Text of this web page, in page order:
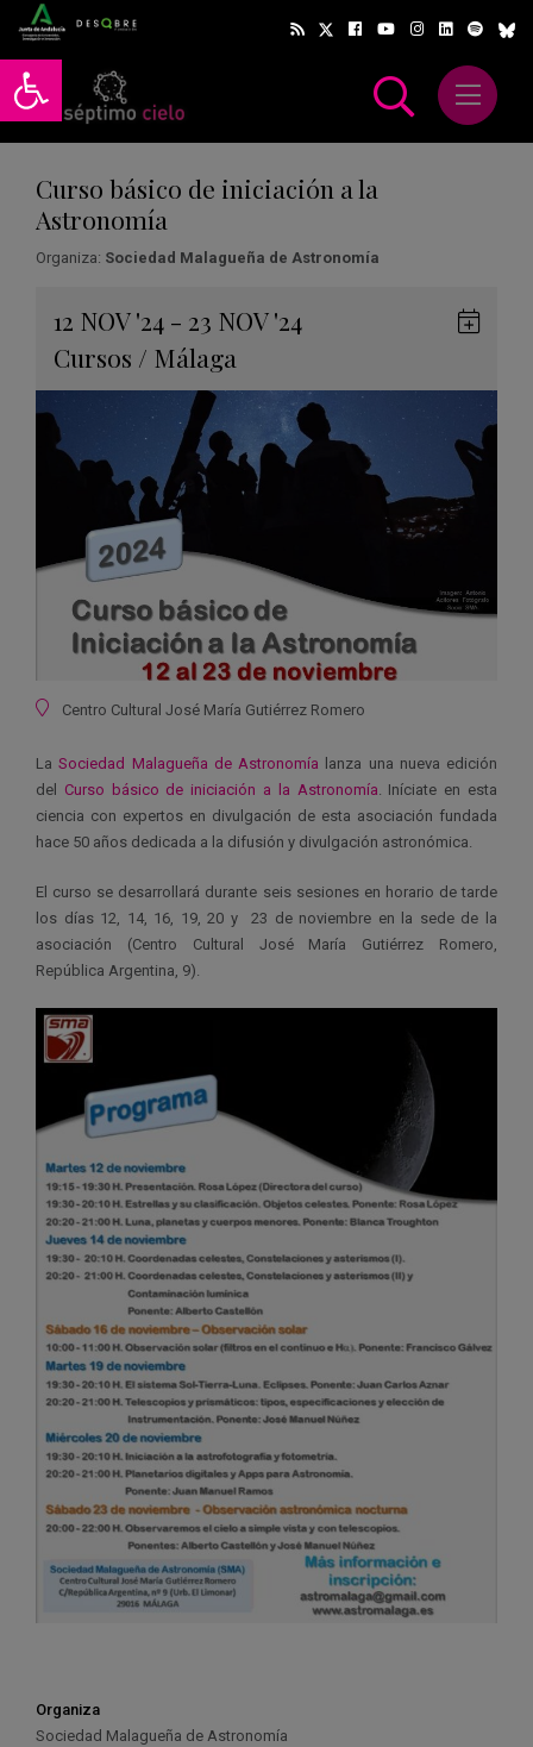
Abrir barra de herramientas
Abrir
Curso básico de iniciación a la
Astronomía
Organiza: Sociedad Malagueña de Astronomía
12 NOV'24 - 23 NOV'24
Cursos / Málaga
Ubicación
Centro Cultural José María Gutiérrez Romero
LaSociedad Malagueña de Astronomía lanza una nueva edición
del Curso básico de iniciación a la Astronomía . Iníciate en esta
ciencia con expertos en divulgación de esta asociación fundada
hace 50 años dedicada a la difusión y divulgación astronómica.
El curso se desarrollará durante seis sesiones en horario de tarde
los días 12, 14, 16, 19, 20 y 23 de noviembre en la sede de la
asociación (Centro Cultural José María Gutiérrez Romero,
República Argentina, 9).
Organiza
Sociedad Malagueña de Astronomía